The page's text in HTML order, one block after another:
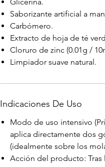
Saborizante artificial a
Carbómero.
Extracto de hoja de té
Cloruro de zinc (0.01g /
Limpiador suave natural.
Indicaciones De Uso
Modo de uso intensivo
aplica directamente dos
(idealmente sobre los
Acción del producto: Tras